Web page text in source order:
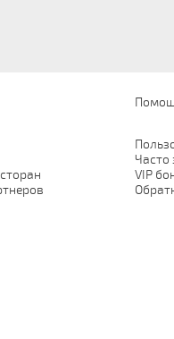
Часто
VIP